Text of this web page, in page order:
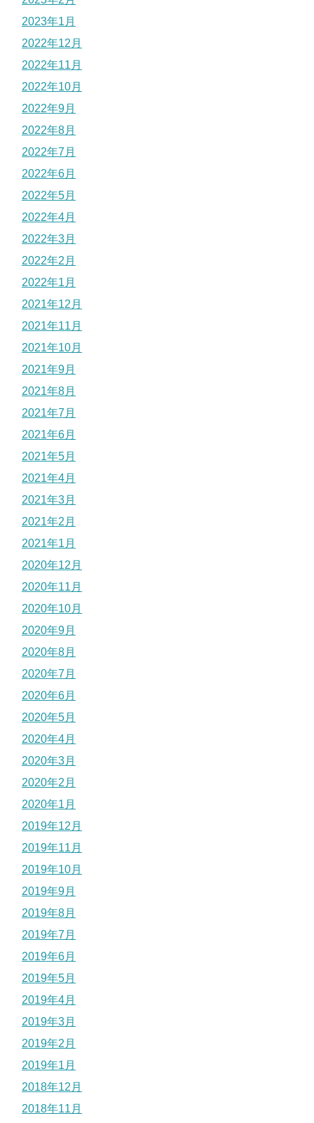
2023年1月
2022年12月
2022年11月
2022年10月
2022年9月
2022年8月
2022年7月
2022年6月
2022年5月
2022年4月
2022年3月
2022年2月
2022年1月
2021年12月
2021年11月
2021年10月
2021年9月
2021年8月
2021年7月
2021年6月
2021年5月
2021年4月
2021年3月
2021年2月
2021年1月
2020年12月
2020年11月
2020年10月
2020年9月
2020年8月
2020年7月
2020年6月
2020年5月
2020年4月
2020年3月
2020年2月
2020年1月
2019年12月
2019年11月
2019年10月
2019年9月
2019年8月
2019年7月
2019年6月
2019年5月
2019年4月
2019年3月
2019年2月
2019年1月
2018年12月
2018年11月